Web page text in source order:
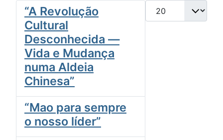
Qtd. a exibir
“A Revolução
Cultural
Desconhecida —
Vida e Mudança
numa Aldeia
Chinesa”
“Mao para sempre
o nosso líder”